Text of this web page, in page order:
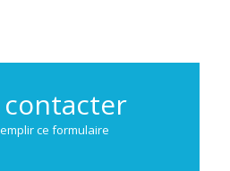
contacter
ce formulaire